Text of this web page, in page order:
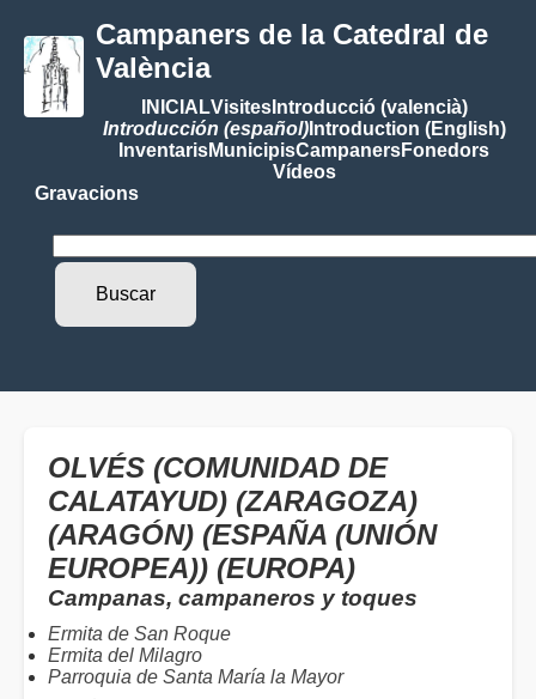
Campaners de la Catedral de
València
INICIALVisitesIntroducció (valencià)
Introducción (español)Introduction (English)
InventarisMunicipisCampanersFonedors
Vídeos
Gravacions
OLVÉS (COMUNIDAD DE
CALATAYUD) (ZARAGOZA)
(ARAGÓN) (ESPAÑA (UNIÓN
EUROPEA)) (EUROPA)
Campanas, campaneros y toques
Ermita de San Roque
Ermita del Milagro
Parroquia de Santa María la Mayor